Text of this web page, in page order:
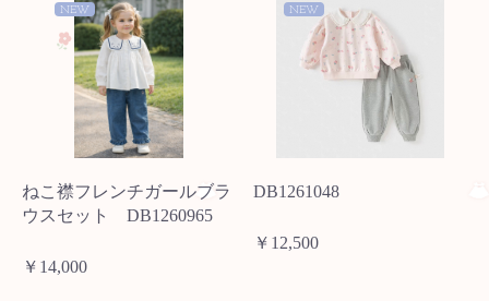
NEW
ねこ襟フレンチガールブラ
ウスセット DB1260965
￥14,000
NEW
DB1261048
￥12,500